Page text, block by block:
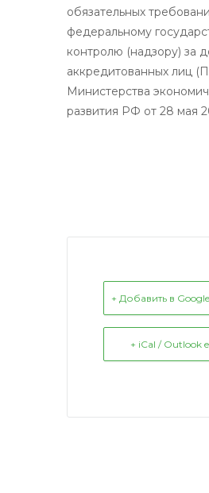
обязательных
федеральному
контролю (надзору) за
аккредитованных лиц
Министерства
развития РФ от 28 мая
+ Добавить в
+ iCal / Outlook